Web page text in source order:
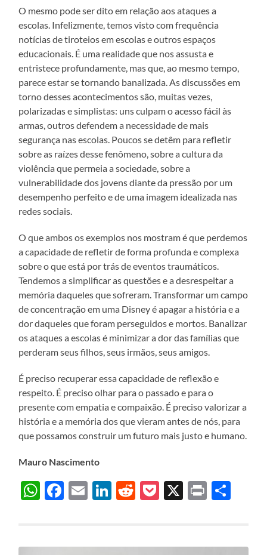
O mesmo pode ser dito em relação aos ataques a
escolas. Infelizmente, temos visto com frequência
notícias de tiroteios em escolas e outros espaços
educacionais. É uma realidade que nos assusta e
entristece profundamente, mas que, ao mesmo tempo,
parece estar se tornando banalizada. As discussões em
torno desses acontecimentos são, muitas vezes,
polarizadas e simplistas: uns culpam o acesso fácil às
armas, outros defendem a necessidade de mais
segurança nas escolas. Poucos se detêm para refletir
sobre as raízes desse fenômeno, sobre a cultura da
violência que permeia a sociedade, sobre a
vulnerabilidade dos jovens diante da pressão por um
desempenho perfeito e de uma imagem idealizada nas
redes sociais.
O que ambos os exemplos nos mostram é que perdemos
a capacidade de refletir de forma profunda e complexa
sobre o que está por trás de eventos traumáticos.
Tendemos a simplificar as questões e a desrespeitar a
memória daqueles que sofreram. Transformar um campo
de concentração em uma Disney é apagar a história e a
dor daqueles que foram perseguidos e mortos. Banalizar
os ataques a escolas é minimizar a dor das famílias que
perderam seus filhos, seus irmãos, seus amigos.
É preciso recuperar essa capacidade de reflexão e
respeito. É preciso olhar para o passado e para o
presente com empatia e compaixão. É preciso valorizar a
história e a memória dos que vieram antes de nós, para
que possamos construir um futuro mais justo e humano.
Mauro Nascimento
WhatsApp
Facebook
EmailLinkedIn
Reddit
Pocket
X Print